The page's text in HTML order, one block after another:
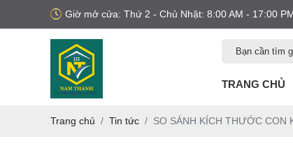
Giờ mở cửa: Thứ 2 - Chủ Nhật: 8:00 AM - 17:00
TRANG CHỦ
Trang chủ Tin tức SO SÁNH KÍCH THƯỚC CON